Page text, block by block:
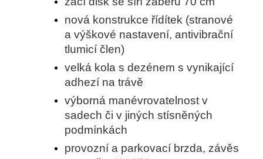
nová konstrukce řídítek (stranové
a výškové nastavení, antivibrační
tlumicí člen)
velká kola s dezénem s vynikající
adhezí na trávě
výborná manévrovatelnost v
sadech či v jiných stísněných
podmínkách
provozní a parkovací brzda, závěs